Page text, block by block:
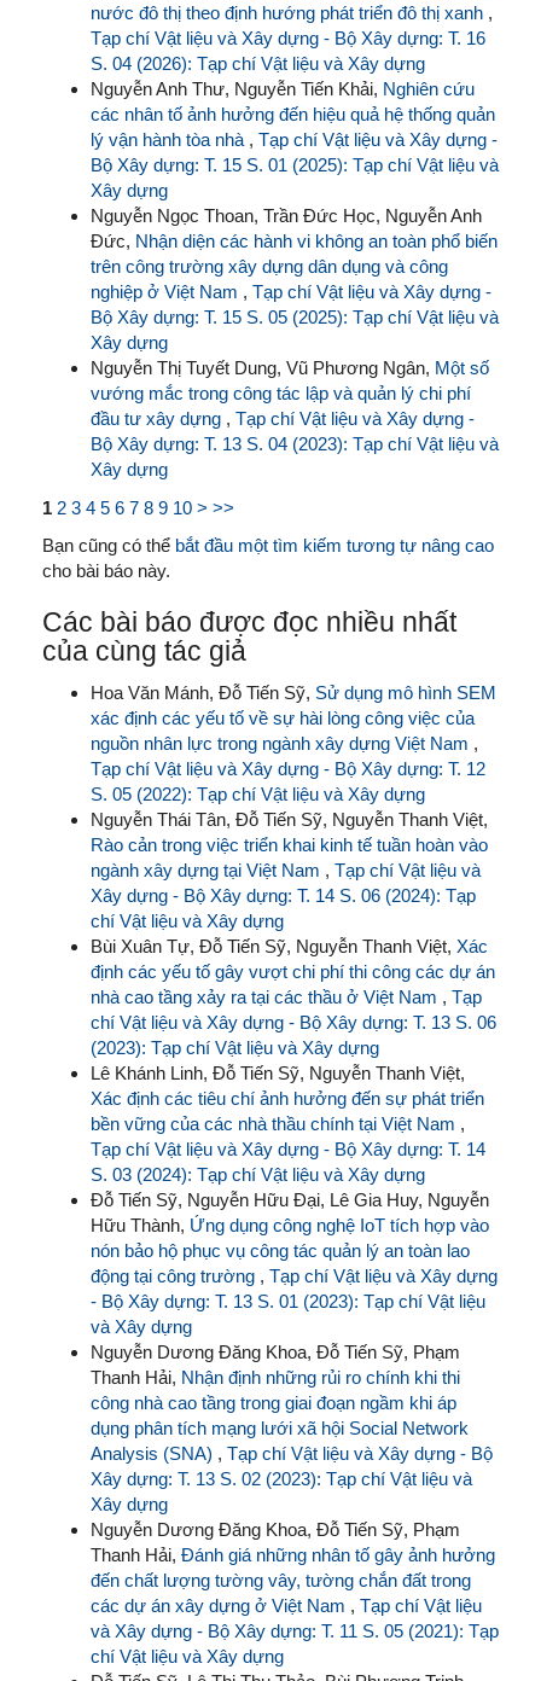
nước đô thị theo định hướng phát triển đô thị xanh ,
Tạp chí Vật liệu và Xây dựng - Bộ Xây dựng: T. 16
S. 04 (2026): Tạp chí Vật liệu và Xây dựng
Nguyễn Anh Thư, Nguyễn Tiến Khải, Nghiên cứu
các nhân tố ảnh hưởng đến hiệu quả hệ thống quản
lý vận hành tòa nhà , Tạp chí Vật liệu và Xây dựng -
Bộ Xây dựng: T. 15 S. 01 (2025): Tạp chí Vật liệu và
Xây dựng
Nguyễn Ngọc Thoan, Trần Đức Học, Nguyễn Anh
Đức, Nhận diện các hành vi không an toàn phổ biến
trên công trường xây dựng dân dụng và công
nghiệp ở Việt Nam , Tạp chí Vật liệu và Xây dựng -
Bộ Xây dựng: T. 15 S. 05 (2025): Tạp chí Vật liệu và
Xây dựng
Nguyễn Thị Tuyết Dung, Vũ Phương Ngân, Một số
vướng mắc trong công tác lập và quản lý chi phí
đầu tư xây dựng , Tạp chí Vật liệu và Xây dựng -
Bộ Xây dựng: T. 13 S. 04 (2023): Tạp chí Vật liệu và
Xây dựng
1 2 3 4 5 6 7 8 9 10 > >>
Bạn cũng có thể bắt đầu một tìm kiếm tương tự nâng cao
cho bài báo này.
Các bài báo được đọc nhiều nhất
của cùng tác giả
Hoa Văn Mánh, Đỗ Tiến Sỹ, Sử dụng mô hình SEM
xác định các yếu tố về sự hài lòng công việc của
nguồn nhân lực trong ngành xây dựng Việt Nam ,
Tạp chí Vật liệu và Xây dựng - Bộ Xây dựng: T. 12
S. 05 (2022): Tạp chí Vật liệu và Xây dựng
Nguyễn Thái Tân, Đỗ Tiến Sỹ, Nguyễn Thanh Việt,
Rào cản trong việc triển khai kinh tế tuần hoàn vào
ngành xây dựng tại Việt Nam , Tạp chí Vật liệu và
Xây dựng - Bộ Xây dựng: T. 14 S. 06 (2024): Tạp
chí Vật liệu và Xây dựng
Bùi Xuân Tự, Đỗ Tiến Sỹ, Nguyễn Thanh Việt, Xác
định các yếu tố gây vượt chi phí thi công các dự án
nhà cao tầng xảy ra tại các thầu ở Việt Nam , Tạp
chí Vật liệu và Xây dựng - Bộ Xây dựng: T. 13 S. 06
(2023): Tạp chí Vật liệu và Xây dựng
Lê Khánh Linh, Đỗ Tiến Sỹ, Nguyễn Thanh Việt,
Xác định các tiêu chí ảnh hưởng đến sự phát triển
bền vững của các nhà thầu chính tại Việt Nam ,
Tạp chí Vật liệu và Xây dựng - Bộ Xây dựng: T. 14
S. 03 (2024): Tạp chí Vật liệu và Xây dựng
Đỗ Tiến Sỹ, Nguyễn Hữu Đại, Lê Gia Huy, Nguyễn
Hữu Thành, Ứng dụng công nghệ IoT tích hợp vào
nón bảo hộ phục vụ công tác quản lý an toàn lao
động tại công trường , Tạp chí Vật liệu và Xây dựng
- Bộ Xây dựng: T. 13 S. 01 (2023): Tạp chí Vật liệu
và Xây dựng
Nguyễn Dương Đăng Khoa, Đỗ Tiến Sỹ, Phạm
Thanh Hải, Nhận định những rủi ro chính khi thi
công nhà cao tầng trong giai đoạn ngầm khi áp
dụng phân tích mạng lưới xã hội Social Network
Analysis (SNA) , Tạp chí Vật liệu và Xây dựng - Bộ
Xây dựng: T. 13 S. 02 (2023): Tạp chí Vật liệu và
Xây dựng
Nguyễn Dương Đăng Khoa, Đỗ Tiến Sỹ, Phạm
Thanh Hải, Đánh giá những nhân tố gây ảnh hưởng
đến chất lượng tường vây, tường chắn đất trong
các dự án xây dựng ở Việt Nam , Tạp chí Vật liệu
và Xây dựng - Bộ Xây dựng: T. 11 S. 05 (2021): Tạp
chí Vật liệu và Xây dựng